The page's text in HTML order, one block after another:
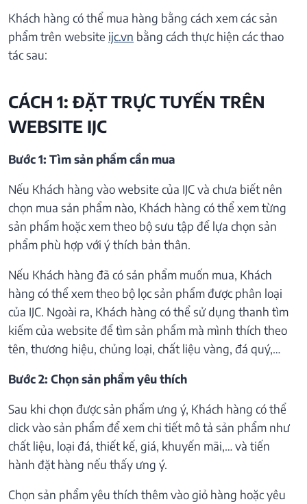
Khách hàng có thể mua hàng bằng cách xem các sản
phẩm trên website ijc.vn bằng cách thực hiện các thao
tác sau:
CÁCH 1: ĐẶT TRỰC TUYẾN TRÊN
WEBSITE IJC
Bước 1: Tìm sản phẩm cần mua
Nếu Khách hàng vào website của IJC và chưa biết nên
chọn mua sản phẩm nào, Khách hàng có thể xem từng
sản phẩm hoặc xem theo bộ sưu tập để lựa chọn sản
phẩm phù hợp với ý thích bản thân.
Nếu Khách hàng đã có sản phẩm muốn mua, Khách
hàng có thể xem theo bộ lọc sản phẩm được phân loại
của IJC. Ngoài ra, Khách hàng có thể sử dụng thanh tìm
kiếm của website để tìm sản phẩm mà mình thích theo
tên, thương hiệu, chủng loại, chất liệu vàng, đá quý,…
Bước 2: Chọn sản phẩm yêu thích
Sau khi chọn được sản phẩm ưng ý, Khách hàng có thể
click vào sản phẩm để xem chi tiết mô tả sản phẩm như
chất liệu, loại đá, thiết kế, giá, khuyến mãi,… và tiến
hành đặt hàng nếu thấy ưng ý.
Chọn sản phẩm yêu thích thêm vào giỏ hàng hoặc yêu